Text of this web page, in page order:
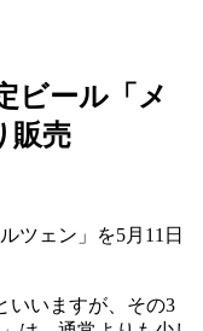
ビール「メ
販売
ツェン」を5月11日
いいますが、その3